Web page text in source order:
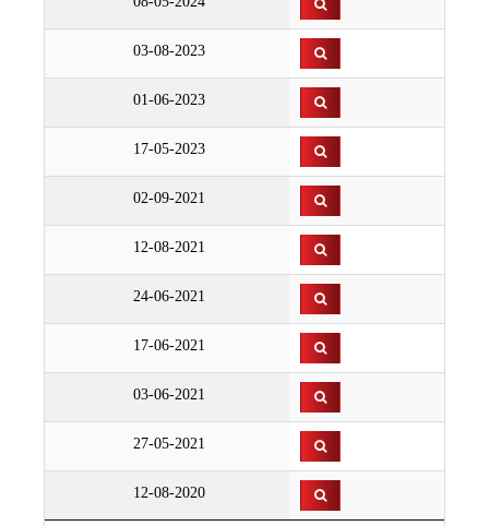
03-08-2023
01-06-2023
17-05-2023
02-09-2021
12-08-2021
24-06-2021
17-06-2021
03-06-2021
27-05-2021
12-08-2020